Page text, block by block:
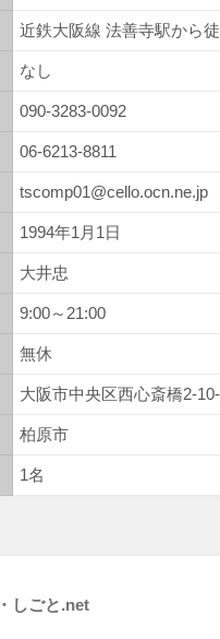
近鉄大阪線 法善寺駅から
なし
090-3283-0092
06-6213-8811
tscomp01@cello.ocn.ne.jp
1994年1月1日
大井忠
9:00～21:00
無休
大阪市中央区西心斎橋2-
柏原市
1名
しごと.net